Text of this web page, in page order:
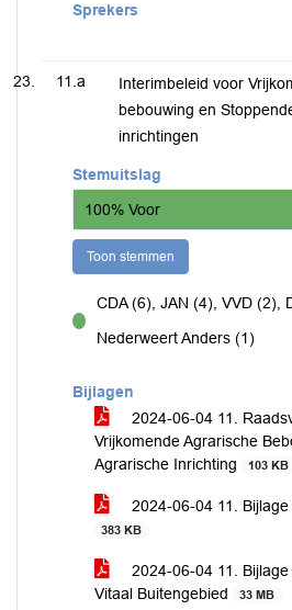
Sprekers
11.a
Interimbeleid voor
bebouwing en
inrichtingen
Stemuitslag
100% Voor
Toon stemmen
voor
CDA (6), JAN (4), VVD (2),
Nederweert Anders (1)
Bijlagen
2024-06-04 11.
Vrijkomende Agrarische
Agrarische Inrichting
103 KB
2024-06-04 11.
383 KB
2024-06-04 11.
Vitaal Buitengebied
33 MB